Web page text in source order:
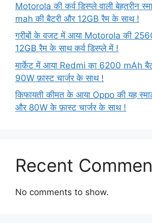
Motorola की कर्व डिस्प्ले वाली बेहतरीन
mah की बैटरी और 12GB रैम के साथ !
गरीबों के वजट में आया Motorola की
12GB रैम के साथ कर्व डिस्प्ले में !
मार्केट में आया Redmi का 6200 mAh
90W फ़ास्ट चार्जर के साथ !
किफायती कीमत के आया Oppo की यह
और 80W के फ़ास्ट चार्जर के साथ !
Recent
No comments to show.